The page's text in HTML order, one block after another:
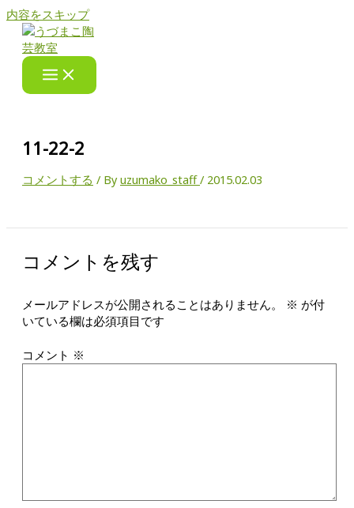
内容をスキップ
11-22-2
コメントする / Byuzumako_staff/ 2015.02.03
コメントを残す
メールアドレスが公開されることはありません。 ※ が付
いている欄は必須項目です
コメント ※